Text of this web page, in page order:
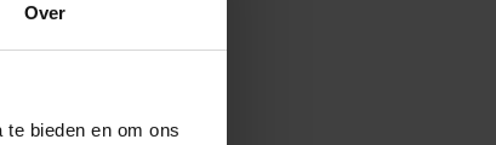
Over
bieden en om ons